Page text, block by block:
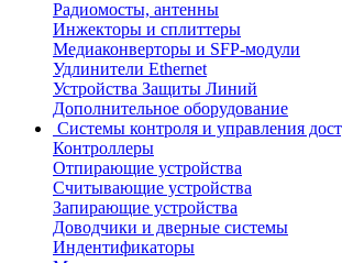
Радиомосты, антенны
Инжекторы и сплиттеры
Медиаконверторы и SFP-модули
Удлинители Ethernet
Устройства Защиты Линий
Дополнительное оборудование
Системы контроля и управления
Контроллеры
Отпирающие устройства
Считывающие устройства
Запирающие устройства
Доводчики и дверные системы
Индентификаторы